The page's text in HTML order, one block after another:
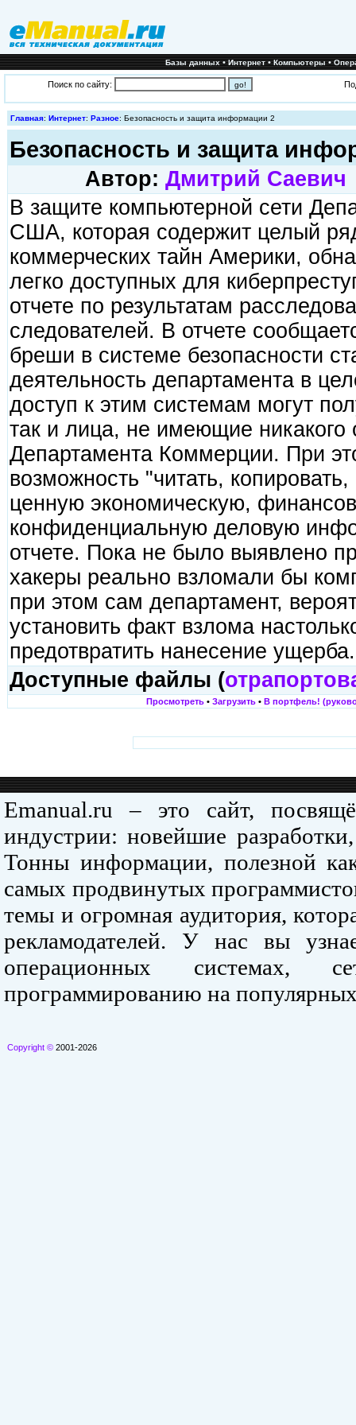
Базы данных•Интернет•Компьютеры•
Поиск по сайту:
Главная: Интернет: Разное: Безопасность и защита информации 2
Безопасность и защита
Автор: Дмитрий Саевич
В защите компьютерной сети
США, которая содержит целый
коммерческих тайн Америки,
легко доступных для
отчете по результатам
следователей. В отчете
бреши в системе безопасности
деятельность департамента в
доступ к этим системам могут
так и лица, не имеющие никакого
Департамента Коммерции. При
возможность "читать,
ценную экономическую,
конфиденциальную деловую
отчете. Пока не было выявлено
хакеры реально взломали бы
при этом сам департамент,
установить факт взлома
предотвратить нанесение
Доступные файлы (
Просмотреть • Загрузить • В портфель!
Emanual.ru – это сайт,
индустрии: новейшие
Тонны информации, полезной
самых продвинутых
темы и огромная аудитория,
рекламодателей. У нас вы
операционных системах,
программированию на
Copyright © 2001-2026